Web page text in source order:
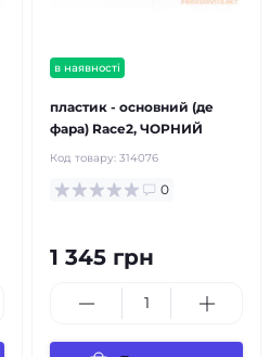
в наявності
пластик - основний (де
фара) Race2, ЧОРНИЙ
Код товару: 314076
0
1 345 грн